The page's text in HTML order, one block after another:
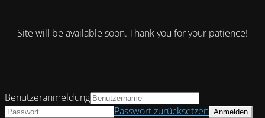
Site will be available soon. Thank you for your patience!
Benutzeranmeldung
Passwort zurücksetzen